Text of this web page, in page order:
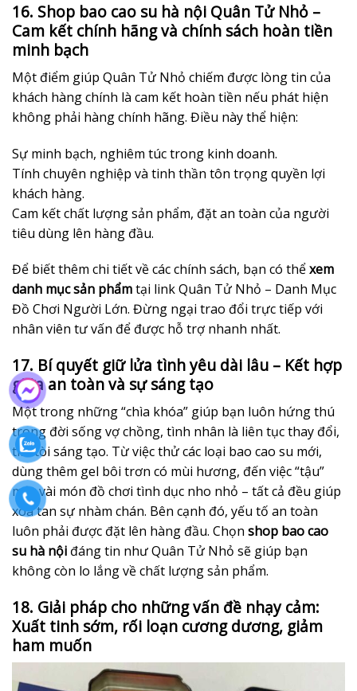
16. Shop bao cao su hà nội Quân Tử Nhỏ –
Cam kết chính hãng và chính sách hoàn tiền
minh bạch
Một điểm giúp Quân Tử Nhỏ chiếm được lòng tin của
khách hàng chính là cam kết hoàn tiền nếu phát hiện
không phải hàng chính hãng. Điều này thể hiện:
Sự minh bạch, nghiêm túc trong kinh doanh.
Tính chuyên nghiệp và tinh thần tôn trọng quyền lợi
khách hàng.
Cam kết chất lượng sản phẩm, đặt an toàn của người
tiêu dùng lên hàng đầu.
Để biết thêm chi tiết về các chính sách, bạn có thểxem
danh mục sản phẩmtại link Quân Tử Nhỏ – Danh Mục
Đồ Chơi Người Lớn. Đừng ngại trao đổi trực tiếp với
nhân viên tư vấn để được hỗ trợ nhanh nhất.
17. Bí quyết giữ lửa tình yêu dài lâu – Kết hợp
giữa an toàn và sự sáng tạo
Một trong những “chìa khóa” giúp bạn luôn hứng thú
trong đời sống vợ chồng, tình nhân là liên tục thay đổi,
tìm tòi sáng tạo. Từ việc thử các loại bao cao su mới,
dùng thêm gel bôi trơn có mùi hương, đến việc “tậu”
một vài món đồ chơi tình dục nho nhỏ – tất cả đều giúp
xóa tan sự nhàm chán. Bên cạnh đó, yếu tố an toàn
luôn phải được đặt lên hàng đầu. Chọn shop bao cao
su hà nội đáng tin như Quân Tử Nhỏ sẽ giúp bạn
không còn lo lắng về chất lượng sản phẩm.
18. Giải pháp cho những vấn đề nhạy cảm:
Xuất tinh sớm, rối loạn cương dương, giảm
ham muốn